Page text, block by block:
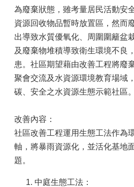
為廢棄狀態，雖考量居民活動安
資源回收物品暫時放置區，然而
出導致水質優氧化、周圍圍籬盆
及廢棄物堆積導致衛生環境不良
患。社區期望藉由改善工程將廢
聚會交流及水資源環境教育場域
碳、安全之水資源生態示範社區。
改善內容：
社區改善工程運用生態工法作為
軸，將暴雨資源化，並活化基地
題。
中庭生態工法：